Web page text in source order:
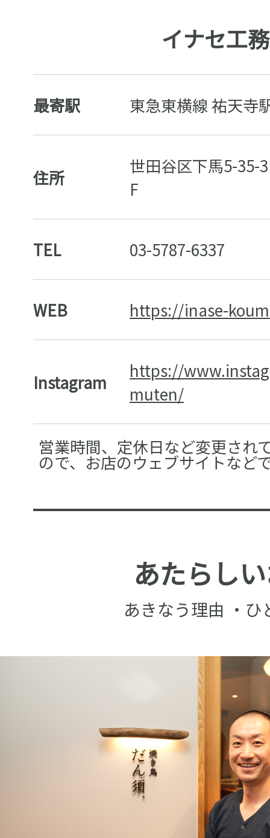
イナセ工
最寄駅 東急東横線 祐天寺
住所
世田谷区下馬5-35-
F
TEL 03-5787-6337
WEB https://inase-
Instagram
https://
muten/
営業時間、定休日など変更され
ので、お店のウェブサイトなど
あたらし
あきなう理由 ・ひ